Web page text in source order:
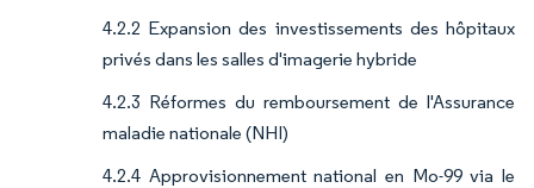
4.2.2 Expansion des investissements des hôpitaux
privés dans les salles d'imagerie hybride
4.2.3 Réformes du remboursement de l'Assurance
maladie nationale (NHI)
4.2.4 Approvisionnement national en Mo-99 via le